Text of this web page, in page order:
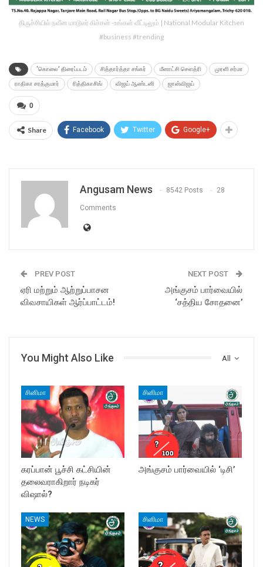
திருச்சியில் நவீன மாடூலர் கிச்சன் -உங்கள் வீட்டிலும் | National Modular Kitchen
#business #trending
‘கொலை’ திரைப்படம் சித்தார்த்தா சங்கர் மீனாட்சி செளத்ரி முரளி சர்மா
ராதிகா சரத்குமார் ரித்திகாசிங் விஜய் ஆண்டனி ஜான்விஜய்
0
Share Facebook Twitter Google+
Angusam News 8542 Posts 28
Comments
PREV POST
ஏரி மற்றும் ஆற்றுப்பாசன
விவசாயிகள் ஆர்ப்பாட்டம்!
NEXT POST
அங்குசம் பார்வையில்
‘சத்திய சோதனை’
All
You Might Also Like
சினிமா
கரப்பான் பூச்சி கட்சியின்
தலைவராகிறார் நடிகர்
விஷால்?
சினிமா
அங்குசம் பார்வையில் ‘டிசி’
NEWS சினிமா